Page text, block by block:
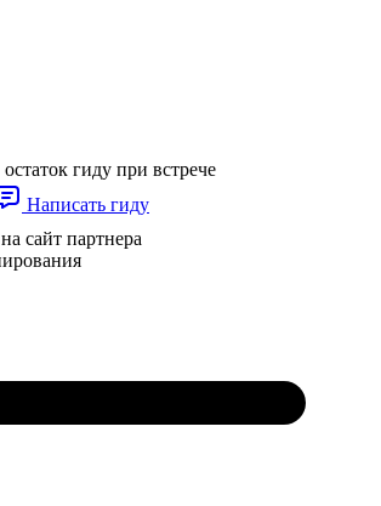
гиду при встрече
Написать гиду
сайт партнера